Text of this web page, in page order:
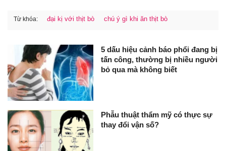
Từ khóa: đại kị với thịt bò chú ý gì khi ăn thịt bò
5 dấu hiệu cảnh báo phổi đang bị
tấn công, thường bị nhiều người
bỏ qua mà không biết
Phẫu thuật thẩm mỹ có thực sự
thay đổi vận số?